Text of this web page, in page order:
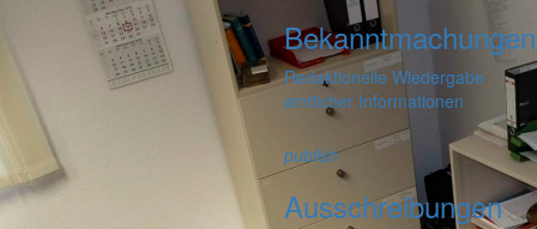
Bekanntmachungen
Redaktionelle Wiedergabe
amtlicher Informationen
publish
Ausschreibungen